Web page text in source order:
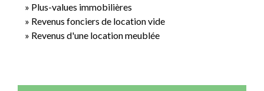
Plus-values immobilières
Revenus fonciers de location vide
Revenus d'une location meublée